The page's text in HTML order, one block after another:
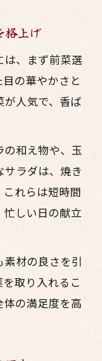
格上げ
は、まず前菜選
の華やかさと
人気で、香ば
和え物や、玉
ラダは、焼き
れらは短時間
しい日の献立
材の良さを引
取り入れるこ
体の満足度を高